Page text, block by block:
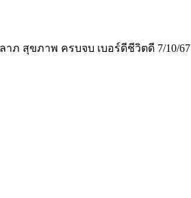
าภ สุขภาพ ครบจบ เบอร์ดีชีวิตดี 7/10/67